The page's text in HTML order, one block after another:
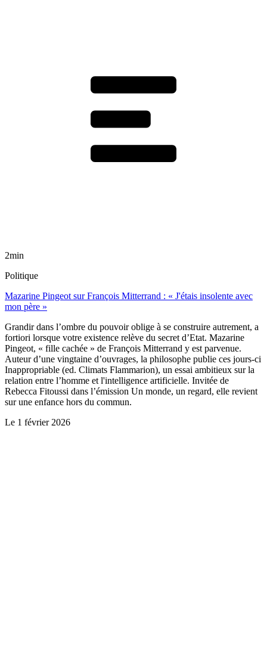
2min
Politique
Mazarine Pingeot sur François Mitterrand : « J'étais insolente avec
mon père »
Grandir dans l’ombre du pouvoir oblige à se construire autrement, a
fortiori lorsque votre existence relève du secret d’Etat. Mazarine
Pingeot, « fille cachée » de François Mitterrand y est parvenue.
Auteur d’une vingtaine d’ouvrages, la philosophe publie ces jours-ci
Inappropriable (ed. Climats Flammarion), un essai ambitieux sur la
relation entre l’homme et l'intelligence artificielle. Invitée de
Rebecca Fitoussi dans l’émission Un monde, un regard, elle revient
sur une enfance hors du commun.
Le 1 février 2026